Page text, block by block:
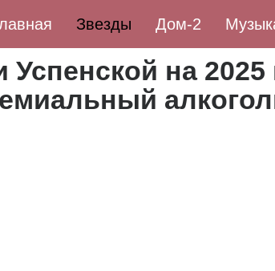
Звезды Дом-2
на 2025